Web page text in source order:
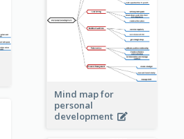
Mind map for
personal
development